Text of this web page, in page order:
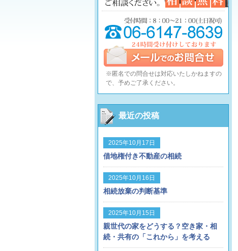
※匿名での問合せは対応いたしかねますの
で、予めご了承ください。
最近の投稿
2025年10月17日
借地権付き不動産の相続
2025年10月16日
相続放棄の判断基準
2025年10月15日
親世代の家をどうする？空き家・相
続・共有の「これから」を考える